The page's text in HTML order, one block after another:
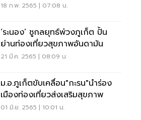
18 ก.พ. 2565 | 07:08 น.
‘ระนอง’ ชูกลยุทธ์พ่วงภูเก็ต ปั้น
ย่านท่องเที่ยวสุขภาพอันดามัน
21 มี.ค. 2565 | 08:09 น.
ม.อ.ภูเก็ตขับเคลื่อน"กะรน"นำร่อง
เมืองท่องเที่ยวส่งเสริมสุขภาพ
01 มิ.ย. 2565 | 10:01 น.